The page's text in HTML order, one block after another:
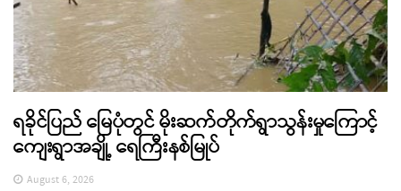
ရခိုင်ပြည် မြေပုံတွင် မိုးဆက်တိုက်ရွာသွန်းမှုကြောင့်
ကျေးရွာအချို့ ရေကြီးနစ်မြုပ်
August 6, 2026